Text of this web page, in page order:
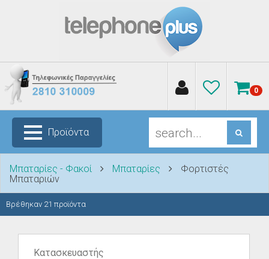
0
Προϊόντα
Μπαταρίες - Φακοί Μπαταρίες
Φορτιστές
Μπαταριών
Βρέθηκαν 21 προϊόντα
Κατασκευαστής